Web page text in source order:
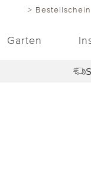
> Bestellschein
Garten